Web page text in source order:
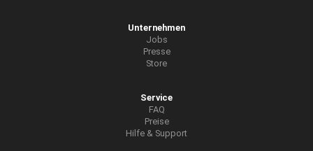
Unternehmen
Jobs
Presse
Store
Service
FAQ
Preise
Hilfe & Support